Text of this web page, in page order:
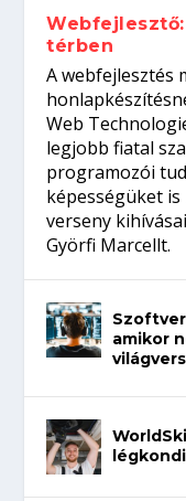
térben
A webfejlesztés
Web
legjobb fiatal
programozói
képességüket
verseny
Györfi Marcellt.
amikor